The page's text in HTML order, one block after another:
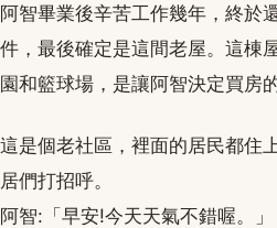
阿智畢業後辛苦工作幾年，終於
件，最後確定是這間老屋。這棟
園和籃球場，是讓阿智決定買房
這是個老社區，裡面的居民都住
居們打招呼。
阿智:「早安!今天天氣不錯喔。」